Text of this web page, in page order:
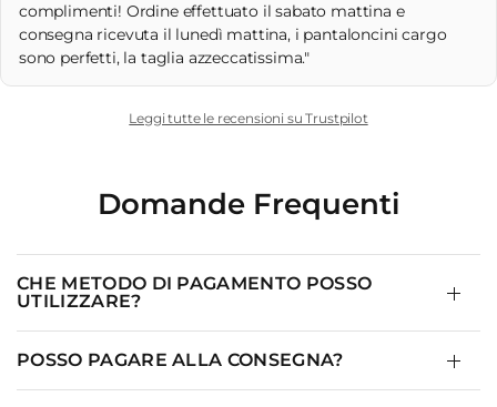
complimenti! Ordine effettuato il sabato mattina e
consegna ricevuta il lunedì mattina, i pantaloncini cargo
sono perfetti, la taglia azzeccatissima."
Leggi tutte le recensioni su Trustpilot
Domande Frequenti
CHE METODO DI PAGAMENTO POSSO
UTILIZZARE?
POSSO PAGARE ALLA CONSEGNA?